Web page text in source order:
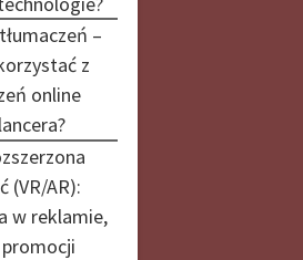
–
z
online
(VR/AR):
w reklamie,